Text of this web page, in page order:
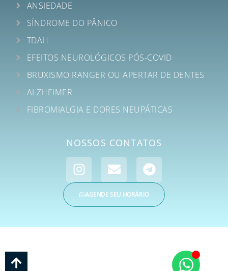
ANSIEDADE
SÍNDROME DO PÂNICO
TDAH
EFEITOS NEUROLÓGICOS PÓS-COVID
BRUXISMO RANGER OU APERTAR DE DENTES
ALZHEIMER
FIBROMIALGIA E DORES NEUPÁTICAS
NOSSOS CONTATOS
AGENDE SEU HORÁRIO
E PSICOLOGIA | CNPJ: 35.018.038/0001-76 | © Todos os Direitos Reservados